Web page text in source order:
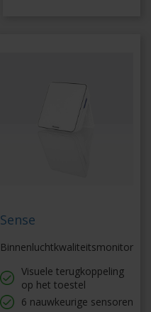
Sense
Binnenluchtkwaliteitsmonitor
Visuele terugkoppeling
op het toestel
6 nauwkeurige sensoren